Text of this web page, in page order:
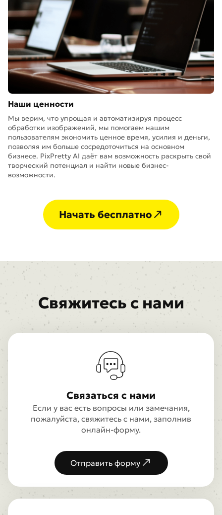
Наши ценности
Мы верим, что упрощая и автоматизируя процесс
обработки изображений, мы помогаем нашим
пользователям экономить ценное время, усилия и деньги,
позволяя им больше сосредоточиться на основном
бизнесе. PixPretty AI даёт вам возможность раскрыть свой
творческий потенциал и найти новые бизнес-
возможности.
Начать бесплатно
Свяжитесь с нами
Связаться с нами
Если у вас есть вопросы или замечания,
пожалуйста, свяжитесь с нами, заполнив
онлайн-форму.
Отправить форму